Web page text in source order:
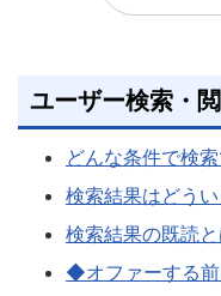
ユーザー検索・
どんな条件で検
検索結果はどう
検索結果の既読
◆オファーする前